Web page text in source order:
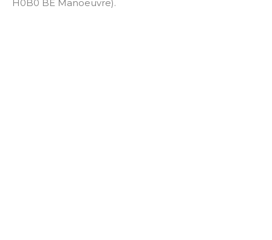
H0B0 BE Manoeuvre).